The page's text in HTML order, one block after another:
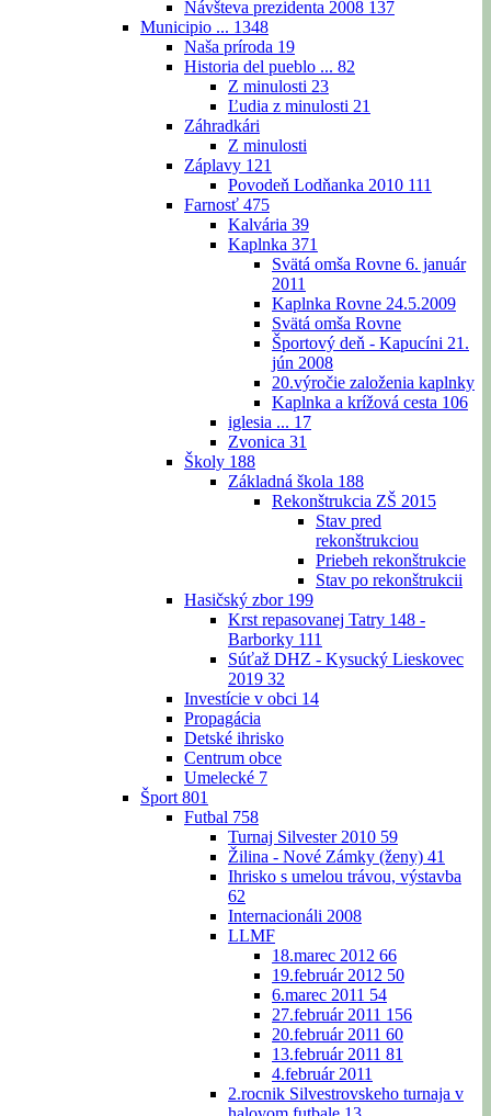
Návšteva prezidenta 2008 137
Municipio ... 1348
Naša príroda 19
Historia del pueblo ... 82
Z minulosti 23
Ľudia z minulosti 21
Záhradkári
Z minulosti
Záplavy 121
Povodeň Lodňanka 2010 111
Farnosť 475
Kalvária 39
Kaplnka 371
Svätá omša Rovne 6. január
2011
Kaplnka Rovne 24.5.2009
Svätá omša Rovne
Športový deň - Kapucíni 21.
jún 2008
20.výročie založenia kaplnky
Kaplnka a krížová cesta 106
iglesia ... 17
Zvonica 31
Školy 188
Základná škola 188
Rekonštrukcia ZŠ 2015
Stav pred
rekonštrukciou
Priebeh rekonštrukcie
Stav po rekonštrukcii
Hasičský zbor 199
Krst repasovanej Tatry 148 -
Barborky 111
Súťaž DHZ - Kysucký Lieskovec
2019 32
Investície v obci 14
Propagácia
Detské ihrisko
Centrum obce
Umelecké 7
Šport 801
Futbal 758
Turnaj Silvester 2010 59
Žilina - Nové Zámky (ženy) 41
Ihrisko s umelou trávou, výstavba
62
Internacionáli 2008
LLMF
18.marec 2012 66
19.február 2012 50
6.marec 2011 54
27.február 2011 156
20.február 2011 60
13.február 2011 81
4.február 2011
2.rocnik Silvestrovskeho turnaja v